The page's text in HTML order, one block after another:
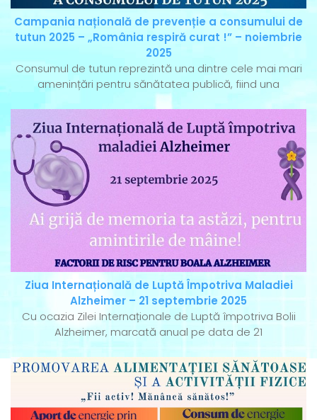
Campania națională de prevenție a consumului de
tutun 2025 – „România respiră curat !” – noiembrie
2025
Consumul de tutun reprezintă una dintre cele mai mari
amenințări pentru sănătatea publică, fiind una
Ziua Internațională de Luptă Împotriva Maladiei
Alzheimer – 21 septembrie 2025
Cu ocazia Zilei Internaționale de Luptă împotriva Bolii
Alzheimer, marcată anual pe data de 21